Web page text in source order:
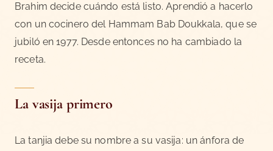
Brahim decide cuándo está listo. Aprendió a hacerlo
con un cocinero del Hammam Bab Doukkala, que se
jubiló en 1977. Desde entonces no ha cambiado la
receta.
La vasija primero
La tanjia debe su nombre a su vasija: un ánfora de